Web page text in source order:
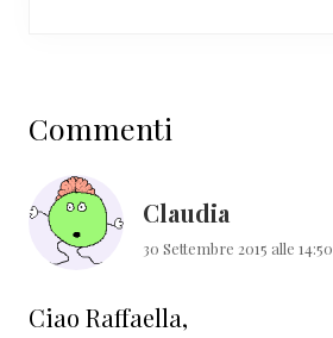
del
lettore
Commenti
Claudia
30 Settembre 2015 alle 14:50
Ciao Raffaella,